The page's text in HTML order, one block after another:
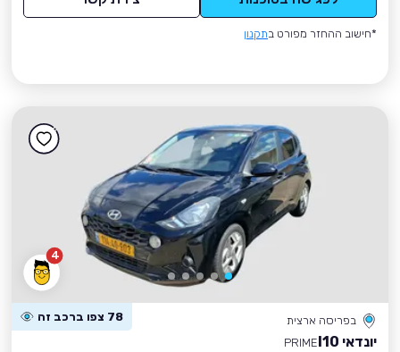
*חישוב ההחזר מפורט בתקנון
4
בפריסה ארצית 78 צפו ברכב זה
יונדאי I10
PRIME